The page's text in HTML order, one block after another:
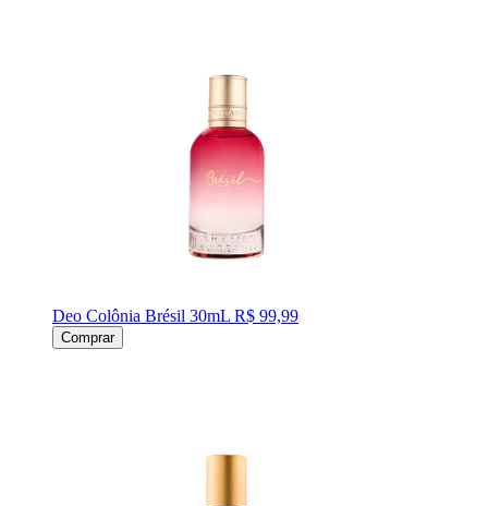
Deo Colônia Brésil 30mL R$ 99,99
Comprar